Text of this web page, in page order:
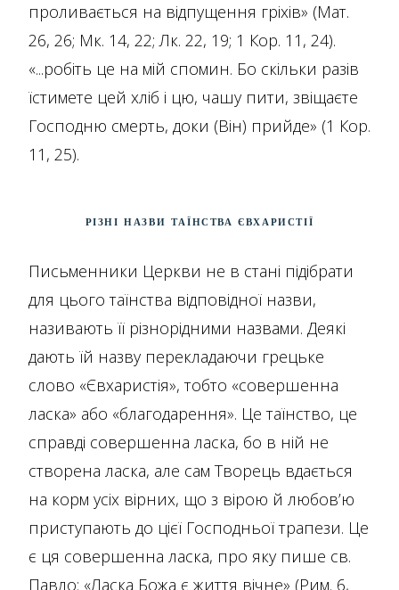
проливається на відпущення гріхів» (Мат.
26, 26; Мк. 14, 22; Лк. 22, 19; 1 Кор. 11, 24).
«...робіть це на мій спомин. Бо скільки разів
їстимете цей хліб і цю, чашу пити, звіщаєте
Господню смерть, доки (Він) прийде» (1 Кор.
11, 25).
Різні назви Таїнства Євхаристії
Письменники Церкви не в стані підібрати
для цього таїнства відповідної назви,
називають її різнорідними назвами. Деякі
дають їй назву перекладаючи грецьке
слово «Євхаристія», тобто «совершенна
ласка» або «благодарення». Це таїнство, це
справді совершенна ласка, бо в ній не
створена ласка, але сам Творець вдається
на корм усіх вірних, що з вірою й любов’ю
приступають до цієї Господньої трапези. Це
є ця совершенна ласка, про яку пише св.
Павло: «Ласка Божа є життя вічне» (Рим. 6,